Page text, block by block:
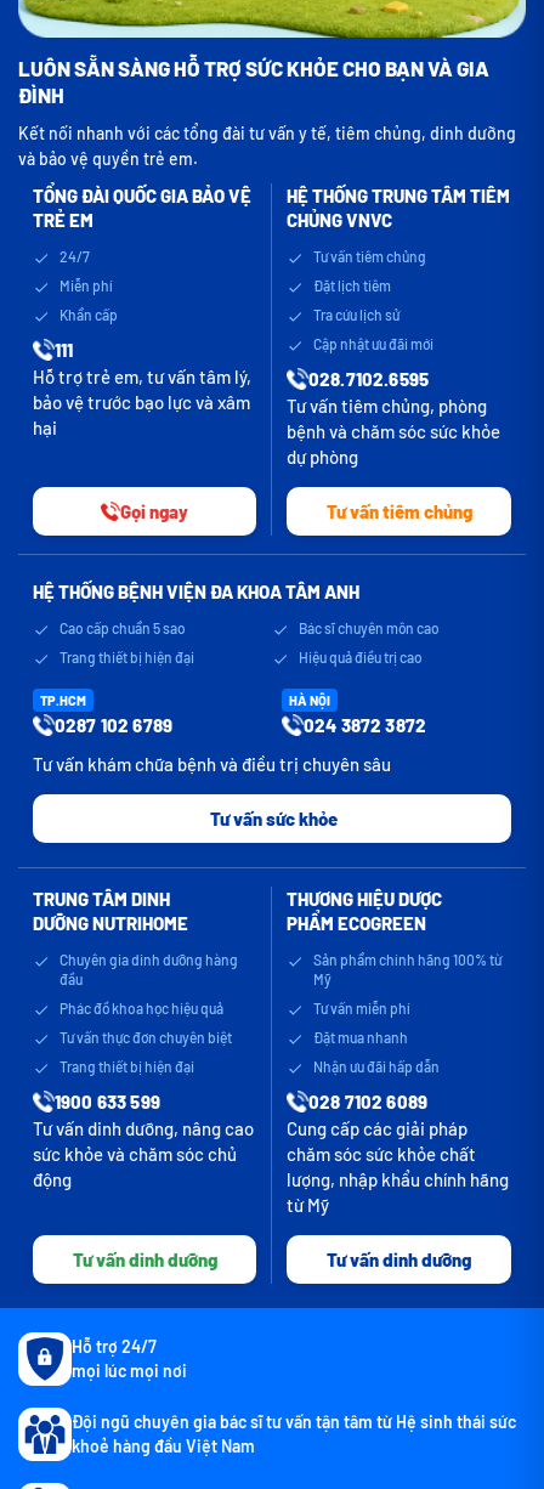
LUÔN SẴN SÀNG HỖ TRỢ SỨC KHỎE CHO BẠN VÀ GIA
ĐÌNH
Kết nối nhanh với các tổng đài tư vấn y tế, tiêm chủng, dinh dưỡng
và bảo vệ quyền trẻ em.
TỔNG ĐÀI QUỐC GIA BẢO VỆ
TRẺ EM
24/7
Miễn phí
Khẩn cấp
111
Hỗ trợ trẻ em, tư vấn tâm lý,
bảo vệ trước bạo lực và xâm
hại
Gọi ngay
HỆ THỐNG TRUNG TÂM TIÊM
CHỦNG VNVC
Tư vấn tiêm chủng
Đặt lịch tiêm
Tra cứu lịch sử
Cập nhật ưu đãi mới
028.7102.6595
Tư vấn tiêm chủng, phòng
bệnh và chăm sóc sức khỏe
dự phòng
Tư vấn tiêm chủng
HỆ THỐNG BỆNH VIỆN ĐA KHOA TÂM ANH
Cao cấp chuẩn 5 sao
Bác sĩ chuyên môn cao
Trang thiết bị hiện đại
Hiệu quả điều trị cao
TP.HCM
0287 102 6789
HÀ NỘI
024 3872 3872
Tư vấn khám chữa bệnh và điều trị chuyên sâu
Tư vấn sức khỏe
TRUNG TÂM DINH
DƯỠNG NUTRIHOME
Chuyên gia dinh dưỡng hàng
đầu
Phác đồ khoa học hiệu quả
Tư vấn thực đơn chuyên biệt
Trang thiết bị hiện đại
1900 633 599
Tư vấn dinh dưỡng, nâng cao
sức khỏe và chăm sóc chủ
động
Tư vấn dinh dưỡng
THƯƠNG HIỆU DƯỢC
PHẨM ECOGREEN
Sản phẩm chính hãng 100% từ
Mỹ
Tư vấn miễn phí
Đặt mua nhanh
Nhận ưu đãi hấp dẫn
028 7102 6089
Cung cấp các giải pháp
chăm sóc sức khỏe chất
lượng, nhập khẩu chính hãng
từ Mỹ
Tư vấn dinh dưỡng
Hỗ trợ 24/7
mọi lúc mọi nơi
Đội ngũ chuyên gia bác sĩ tư vấn tận tâm từ Hệ sinh thái sức
khoẻ hàng đầu Việt Nam